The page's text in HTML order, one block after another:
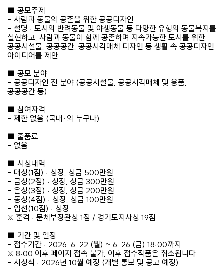
■ 공모주제
- 사람과 동물의 공존을 위한 공공디자인
- 설명 : 도시의 반려동물 및 야생동물 등 다양한 유형의 동물복지를
실현하고, 사람과 동물이 함께 공존하며 지속가능한 도시를 위한
공공시설물, 공공공간, 공공시각매체 디자인 등 생활 속 공공디자인
아이디어를 제안
■ 공모 분야
- 공공디자인 전 분야 (공공시설물, 공공시각매체 및 용품,
공공공간 등)
■ 참여자격
- 제한 없음 (국내·외 누구나)
■ 출품료
- 없음
■ 시상내역
- 대상(1점) : 상장, 상금 500만원
- 금상(2점) : 상장, 상금 300만원
- 은상(3점) : 상장, 상금 200만원
- 동상(4점) : 상장, 상금 100만원
- 입선(10점) : 상장
※ 훈격 : 문체부장관상 1점 / 경기도지사상 19점
■ 기간 및 일정
- 접수기간 : 2026. 6. 22.(월) ~ 6. 26.(금) 18:00까지
※ 8:00 이후 페이지 접속 불가, 이후 접수작품은 취소됩니다.
- 시상식 : 2026년 10월 예정 (개별 통보 및 공고 예정)